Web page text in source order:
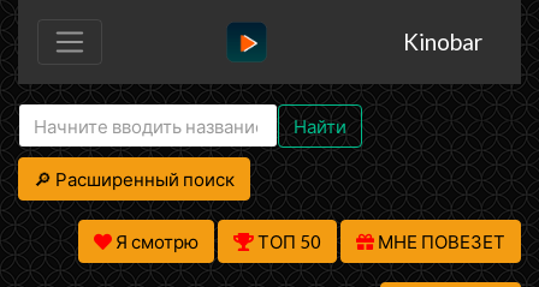
Kinobar
Найти
🔎 Расширенный поиск
Я смотрю ТОП 50 МНЕ ПОВЕЗЕТ